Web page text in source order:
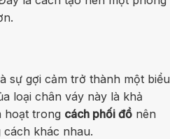
sự gợi cảm trở thành một biểu
loại chân váy này là khả
hoạt trong cách phối đồ nên
khác nhau.